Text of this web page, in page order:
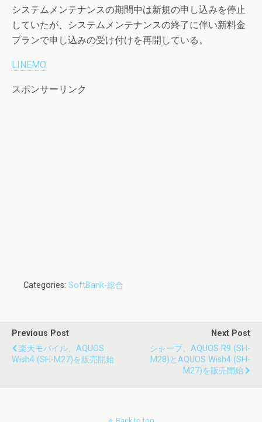
システムメンテナンスの期間中は新規の申し込みを停止
していたが、システムメンテナンスの終了に伴い新料金
プランで申し込みの受け付けを再開している。
LINEMO
スポンサーリンク
Categories: SoftBank-総合
Previous Post
楽天モバイル、AQUOS
Wish4 (SH-M27)を販売開始
Next Post
シャープ、AQUOS R9 (SH-
M28)とAQUOS Wish4 (SH-
M27)を販売開始